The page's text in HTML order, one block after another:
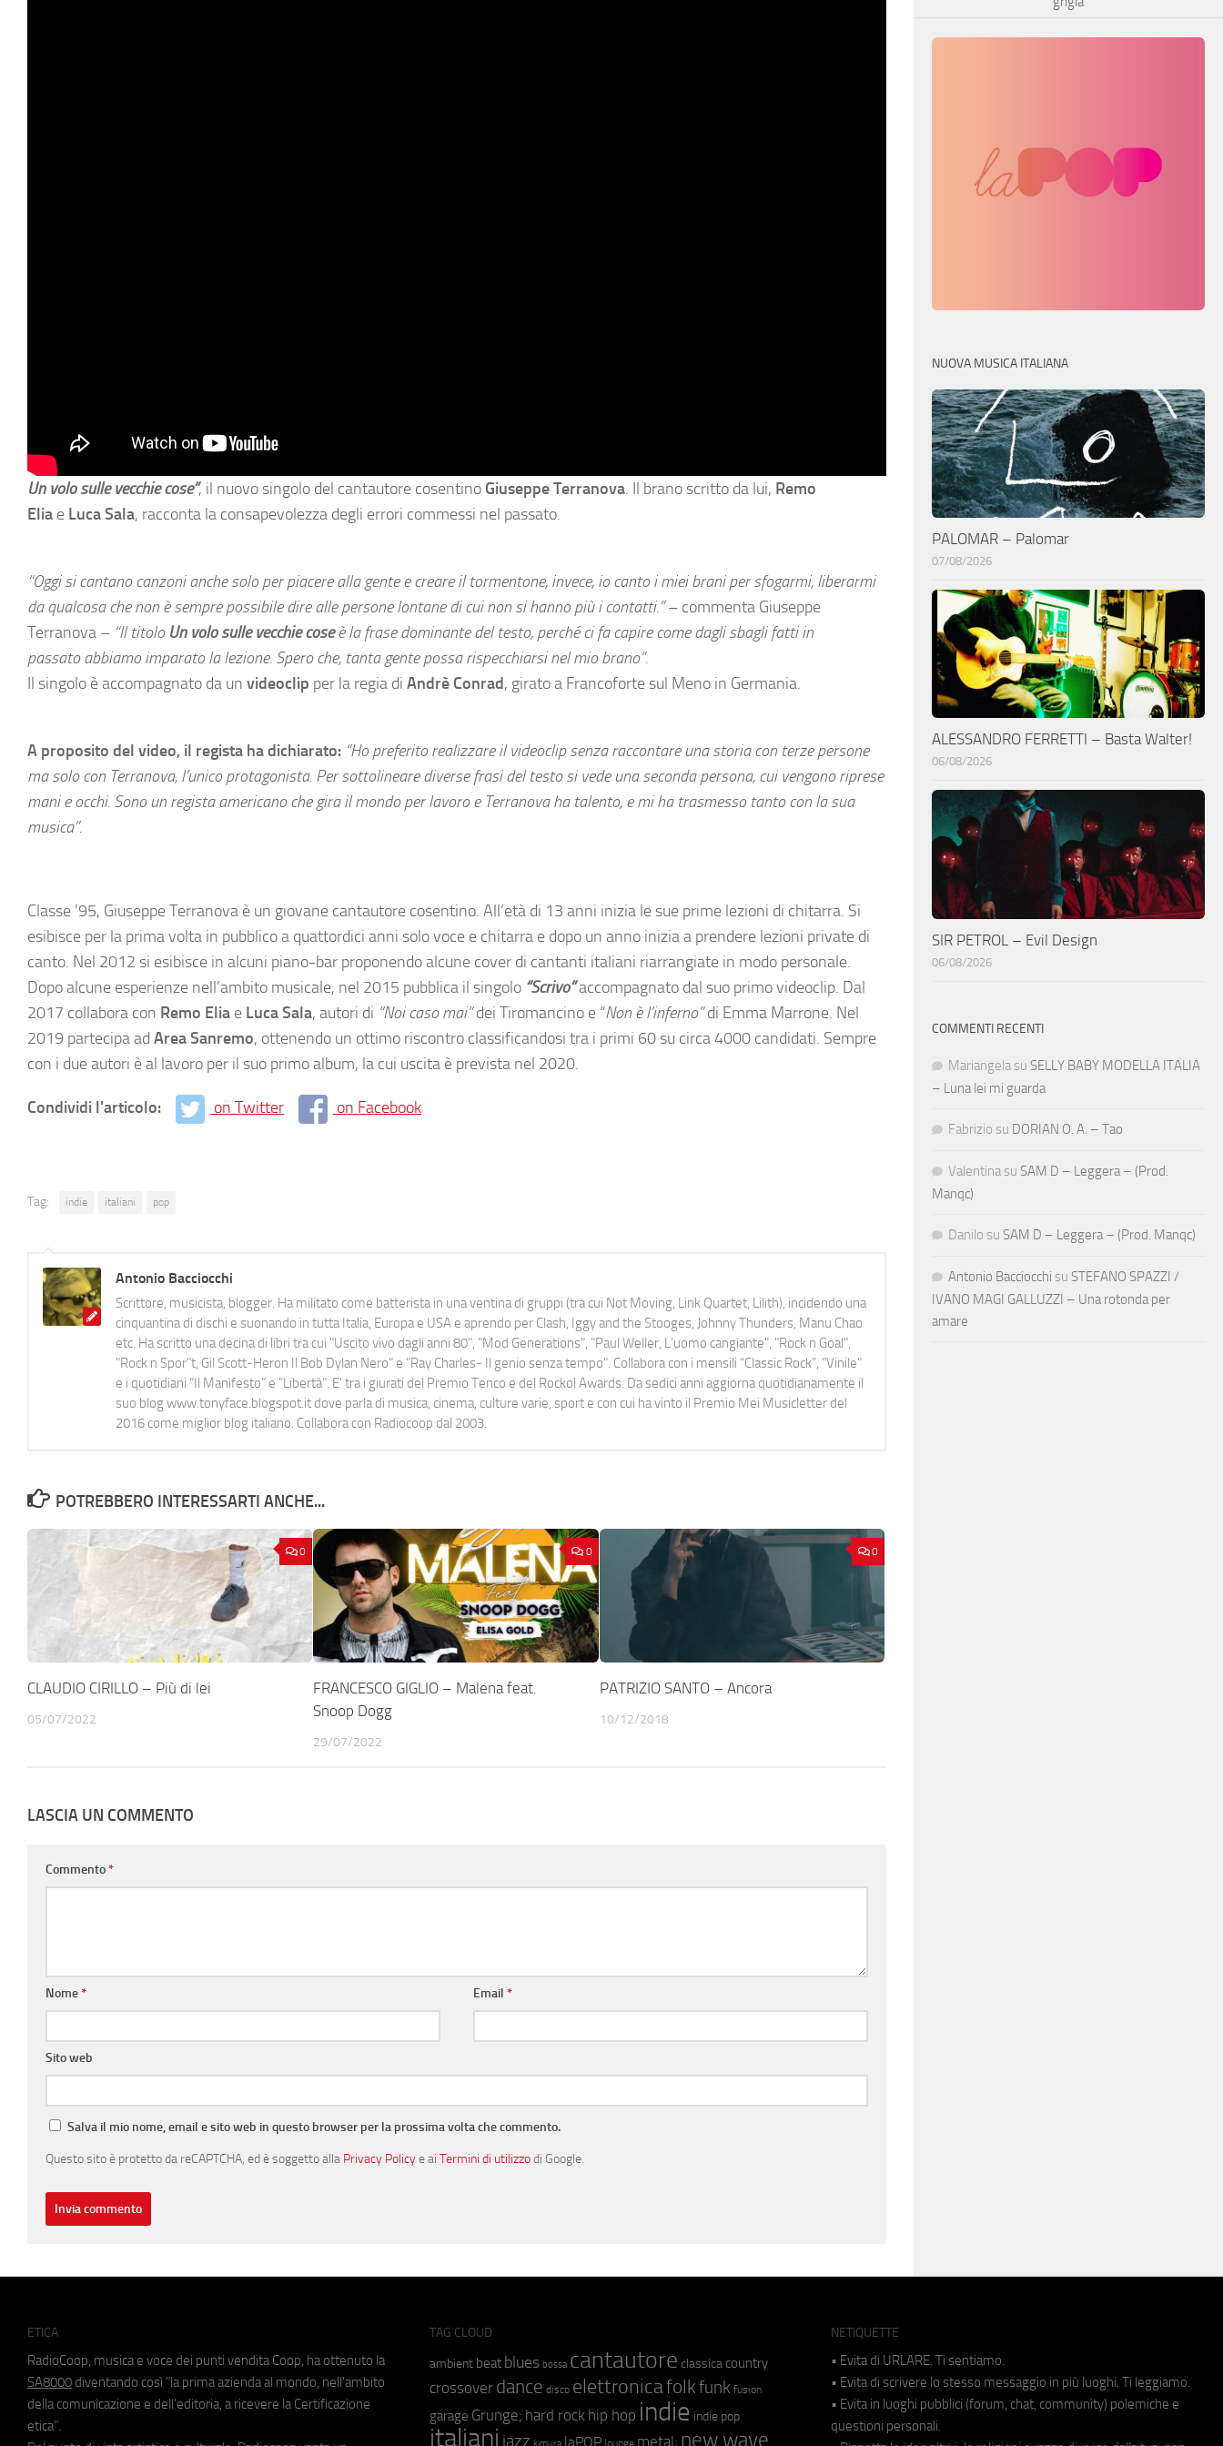
Un volo sulle vecchie cose”, il nuovo singolo del cantautore cosentino Giuseppe Terranova. Il brano scritto da lui, Remo
Elia e Luca Sala, racconta la consapevolezza degli errori commessi nel passato.
“Oggi si cantano canzoni anche solo per piacere alla gente e creare il tormentone, invece, io canto i miei brani per sfogarmi, liberarmi
da qualcosa che non è sempre possibile dire alle persone lontane di cui non si hanno più i contatti.”– commenta Giuseppe
Terranova – “Il titolo Un volo sulle vecchie coseè la frase dominante del testo, perché ci fa capire come dagli sbagli fatti in
passato abbiamo imparato la lezione. Spero che, tanta gente possa rispecchiarsi nel mio brano”.
Il singolo è accompagnato da un videoclip per la regia di Andrè Conrad, girato a Francoforte sul Meno in Germania.
A proposito del video, il regista ha dichiarato: “Ho preferito realizzare il videoclip senza raccontare una storia con terze persone
ma solo con Terranova, l’unico protagonista. Per sottolineare diverse frasi del testo si vede una seconda persona, cui vengono riprese
mani e occhi. Sono un regista americano che gira il mondo per lavoro e Terranova ha talento, e mi ha trasmesso tanto con la sua
musica”.
Classe ’95, Giuseppe Terranova è un giovane cantautore cosentino. All’età di 13 anni inizia le sue prime lezioni di chitarra. Si
esibisce per la prima volta in pubblico a quattordici anni solo voce e chitarra e dopo un anno inizia a prendere lezioni private di
canto. Nel 2012 si esibisce in alcuni piano-bar proponendo alcune cover di cantanti italiani riarrangiate in modo personale.
Dopo alcune esperienze nell’ambito musicale, nel 2015 pubblica il singolo “Scrivo”accompagnato dal suo primo videoclip. Dal
2017 collabora con Remo Elia e Luca Sala, autori di “Noi caso mai”dei Tiromancino e “Non è l’inferno”di Emma Marrone. Nel
2019 partecipa ad Area Sanremo, ottenendo un ottimo riscontro classificandosi tra i primi 60 su circa 4000 candidati. Sempre
con i due autori è al lavoro per il suo primo album, la cui uscita è prevista nel 2020.
Condividi l'articolo: on Twitter on Facebook
Tag: indie italiani pop
Antonio Bacciocchi
Scrittore, musicista, blogger. Ha militato come batterista in una ventina di gruppi (tra cui Not Moving, Link Quartet, Lilith), incidendo una
cinquantina di dischi e suonando in tutta Italia, Europa e USA e aprendo per Clash, Iggy and the Stooges, Johnny Thunders, Manu Chao
etc. Ha scritto una decina di libri tra cui "Uscito vivo dagli anni 80", "Mod Generations", "Paul Weller, L’uomo cangiante", "Rock n Goal",
"Rock n Spor"t, Gil Scott-Heron Il Bob Dylan Nero" e "Ray Charles- Il genio senza tempo". Collabora con i mensili “Classic Rock”, "Vinile"
e i quotidiani “Il Manifesto” e “Libertà”. E' tra i giurati del Premio Tenco e del Rockol Awards. Da sedici anni aggiorna quotidianamente il
suo blog www.tonyface.blogspot.it dove parla di musica, cinema, culture varie, sport e con cui ha vinto il Premio Mei Musicletter del
2016 come miglior blog italiano. Collabora con Radiocoop dal 2003.
POTREBBERO INTERESSARTI ANCHE...
0
CLAUDIO CIRILLO – Più di lei
05/07/2022
0
FRANCESCO GIGLIO – Malena feat.
Snoop Dogg
29/07/2022
0
PATRIZIO SANTO – Ancora
10/12/2018
LASCIA UN COMMENTO
Commento*
Nome* Email*
Sito web
Salva il mio nome, email e sito web in questo browser per la prossima volta che commento.
Questo sito è protetto da reCAPTCHA, ed è soggetto alla Privacy Policye ai Termini di utilizzodi Google.
NUOVA MUSICA ITALIANA
PALOMAR – Palomar
07/08/2026
ALESSANDRO FERRETTI – Basta Walter!
06/08/2026
SIR PETROL – Evil Design
06/08/2026
COMMENTI RECENTI
Mariangela su SELLY BABY MODELLA ITALIA
– Luna lei mi guarda
Fabrizio su DORIAN O. A. – Tao
Valentina su SAM D – Leggera – (Prod.
Manqc)
Danilo su SAM D – Leggera – (Prod. Manqc)
Antonio Bacciocchi su STEFANO SPAZZI /
IVANO MAGI GALLUZZI – Una rotonda per
amare
ETICA
RadioCoop, musica e voce dei punti vendita Coop, ha ottenuto la
SA8000 diventando così "la prima azienda al mondo, nell'ambito
della comunicazione e dell'editoria, a ricevere la Certificazione
etica".
TAG CLOUD
ambient beat blues bossa cantautore classica country
crossover dance disco elettronicafolkfunk fusion
garage Grunge; hard rock hip hop indie indie pop
italiani jazz laPOP metal; new wave
NETIQUETTE
• Evita di URLARE. Ti sentiamo.
• Evita di scrivere lo stesso messaggio in più luoghi. Ti leggiamo.
• Evita in luoghi pubblici (forum, chat, community) polemiche e
questioni personali.